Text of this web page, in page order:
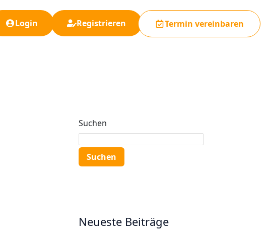
Login Registrieren Termin vereinbaren
Suchen
Suchen
Neueste Beiträge